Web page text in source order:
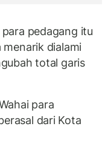
pedagang itu
menarik dialami
total garis
para
dari Kota